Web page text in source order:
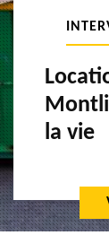
la vie